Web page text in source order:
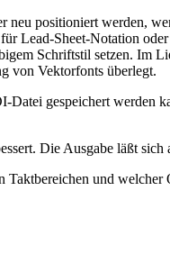
neu positioniert werden,
Lead-Sheet-Notation
Schriftstil setzen. Im
von Vektorfonts überlegt.
gespeichert werden
Die Ausgabe läßt sich
und welcher